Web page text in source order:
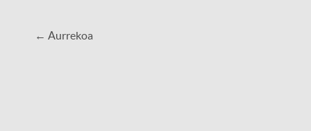
← Aurrekoa